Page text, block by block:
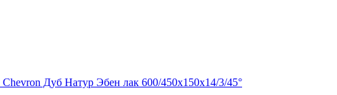
Дуб Натур Эбен лак 600/450х150х14/3/45°